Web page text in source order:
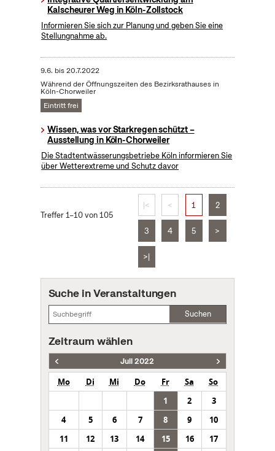
Kalscheurer Weg in Köln-Zollstock
Informieren Sie sich zur Planung und geben Sie eine
Stellungnahme ab.
9.6. bis20.7.2022
Während der Öffnungszeiten des Bezirksrathauses in
Köln-Chorweiler
Eintritt frei
Wissen, was vor Starkregen schützt –
Ausstellung in Köln-Chorweiler
Die Stadtentwässerungsbetriebe Köln informieren Sie
über Wetterextreme und Schutz davor
Treffer 1–10 von 105
|< < 1 2
3 4 5 >
>|
Suche in Veranstaltungen
Suchen
Zeitraum wählen
Juli 2022
Mo Di Mi Do Fr Sa
So
1
2
3
4
5 6 7 8 9
10
11
12 13 14 15 16
17